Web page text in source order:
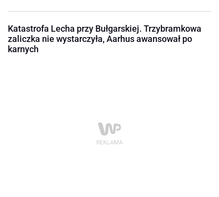
Katastrofa Lecha przy Bułgarskiej. Trzybramkowa
zaliczka nie wystarczyła, Aarhus awansował po
karnych